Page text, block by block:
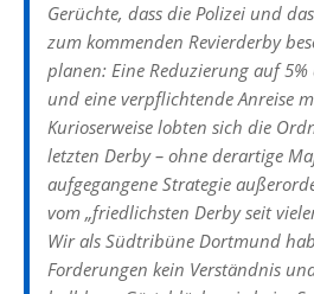
Gerüchte, dass die Polizei und
zum kommenden Revierderby
planen: Eine Reduzierung auf 5%
und eine verpflichtende Anreise
Kurioserweise lobten sich die
letzten Derby – ohne derartige
aufgegangene Strategie
vom „friedlichsten Derby seit
Wir als Südtribüne Dortmund
Forderungen kein Verständnis